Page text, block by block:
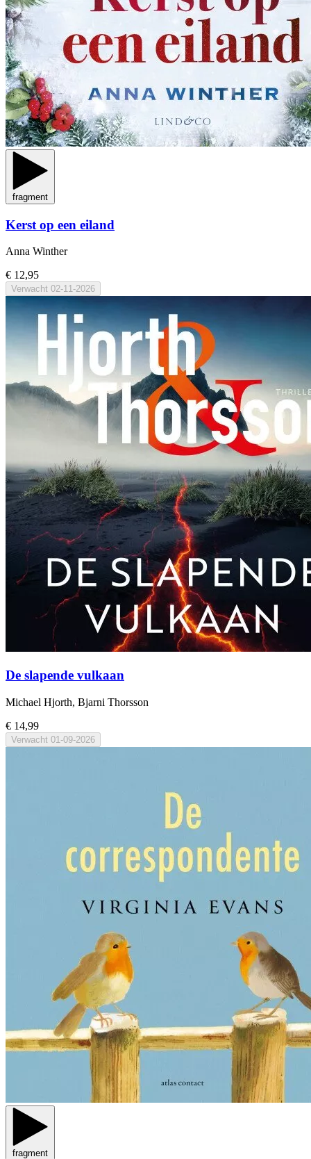
fragment
Kerst op een eiland
Anna Winther
€ 12,95
Verwacht 02-11-2026
De slapende vulkaan
Michael Hjorth, Bjarni Thorsson
€ 14,99
Verwacht 01-09-2026
fragment